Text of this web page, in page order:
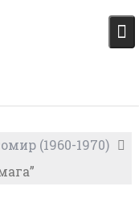
(1960-1970)